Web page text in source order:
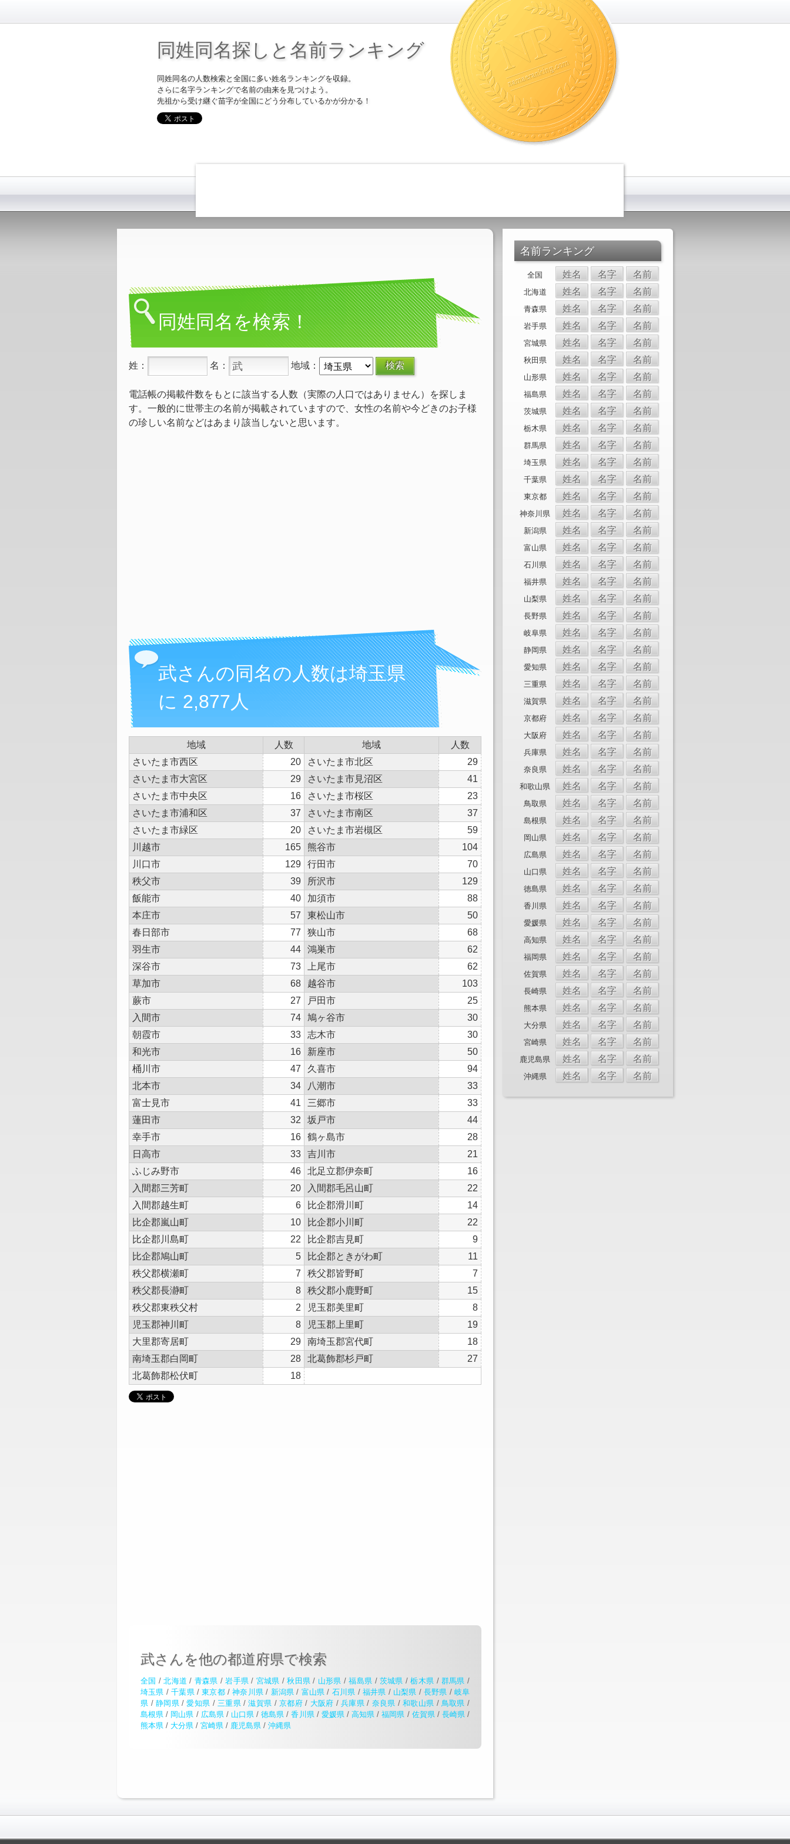
同姓同名探しと名前ランキング
同姓同名の人数検索と全国に多い姓名ランキングを収録。
さらに名字ランキングで名前の由来を見つけよう。
先祖から受け継ぐ苗字が全国にどう分布しているかが分かる！
同姓同名を検索！
姓： 名： 地域：
電話帳の掲載件数をもとに該当する人数（実際の人口ではありません）を探しま
す。一般的に世帯主の名前が掲載されていますので、女性の名前や今どきのお子様
の珍しい名前などはあまり該当しないと思います。
武さんの同名の人数は埼玉県
に 2,877人
地域 人数 地域
人数
さいたま市西区
20 さいたま市北区
29
さいたま市大宮区
29 さいたま市見沼区
41
さいたま市中央区
16 さいたま市桜区
23
さいたま市浦和区
37 さいたま市南区
37
さいたま市緑区
20 さいたま市岩槻区
59
川越市
165 熊谷市
104
川口市
129 行田市
70
秩父市
39 所沢市
129
飯能市
40 加須市
88
本庄市
57 東松山市
50
春日部市
77 狭山市
68
羽生市
44 鴻巣市
62
深谷市
73 上尾市
62
草加市
68 越谷市
103
蕨市
27 戸田市
25
入間市
74 鳩ヶ谷市
30
朝霞市
33 志木市
30
和光市
16 新座市
50
桶川市
47 久喜市
94
北本市
34 八潮市
33
富士見市
41 三郷市
33
蓮田市
32 坂戸市
44
幸手市
16 鶴ヶ島市
28
日高市
33 吉川市
21
ふじみ野市
46 北足立郡伊奈町
16
入間郡三芳町
20 入間郡毛呂山町
22
入間郡越生町
6 比企郡滑川町
14
比企郡嵐山町
10 比企郡小川町
22
比企郡川島町
22 比企郡吉見町
9
比企郡鳩山町
5 比企郡ときがわ町
11
秩父郡横瀬町
7 秩父郡皆野町
7
秩父郡長瀞町
8 秩父郡小鹿野町
15
秩父郡東秩父村
2 児玉郡美里町
8
児玉郡神川町
8 児玉郡上里町
19
大里郡寄居町
29 南埼玉郡宮代町
18
南埼玉郡白岡町
28 北葛飾郡杉戸町
27
北葛飾郡松伏町
18
武さんを他の都道府県で検索
全国 /北海道 / 青森県 /岩手県 / 宮城県 /秋田県 / 山形県 /福島県 / 茨城県 /栃木県 / 群馬県 /
埼玉県 /千葉県/東京都/神奈川県 / 新潟県 / 富山県 / 石川県 / 福井県 / 山梨県 / 長野県 / 岐阜
県 / 静岡県/愛知県 / 三重県/滋賀県 / 京都府/ 大阪府 /兵庫県/ 奈良県 /和歌山県 / 鳥取県 /
島根県 / 岡山県 / 広島県/ 山口県 /徳島県 /香川県/ 愛媛県/高知県 /福岡県 / 佐賀県/ 長崎県 /
熊本県 / 大分県 / 宮崎県 / 鹿児島県 / 沖縄県
名前ランキング
全国 姓名 名字 名前
北海道 姓名 名字 名前
青森県 姓名 名字 名前
岩手県 姓名 名字 名前
宮城県 姓名 名字 名前
秋田県 姓名 名字 名前
山形県 姓名 名字 名前
福島県 姓名 名字 名前
茨城県 姓名 名字 名前
栃木県 姓名 名字 名前
群馬県 姓名 名字 名前
埼玉県 姓名 名字 名前
千葉県 姓名 名字 名前
東京都 姓名 名字 名前
神奈川県 姓名 名字 名前
新潟県 姓名 名字 名前
富山県 姓名 名字 名前
石川県 姓名 名字 名前
福井県 姓名 名字 名前
山梨県 姓名 名字 名前
長野県 姓名 名字 名前
岐阜県 姓名 名字 名前
静岡県 姓名 名字 名前
愛知県 姓名 名字 名前
三重県 姓名 名字 名前
滋賀県 姓名 名字 名前
京都府 姓名 名字 名前
大阪府 姓名 名字 名前
兵庫県 姓名 名字 名前
奈良県 姓名 名字 名前
和歌山県 姓名 名字 名前
鳥取県 姓名 名字 名前
島根県 姓名 名字 名前
岡山県 姓名 名字 名前
広島県 姓名 名字 名前
山口県 姓名 名字 名前
徳島県 姓名 名字 名前
香川県 姓名 名字 名前
愛媛県 姓名 名字 名前
高知県 姓名 名字 名前
福岡県 姓名 名字 名前
佐賀県 姓名 名字 名前
長崎県 姓名 名字 名前
熊本県 姓名 名字 名前
大分県 姓名 名字 名前
宮崎県 姓名 名字 名前
鹿児島県 姓名 名字 名前
沖縄県 姓名 名字 名前